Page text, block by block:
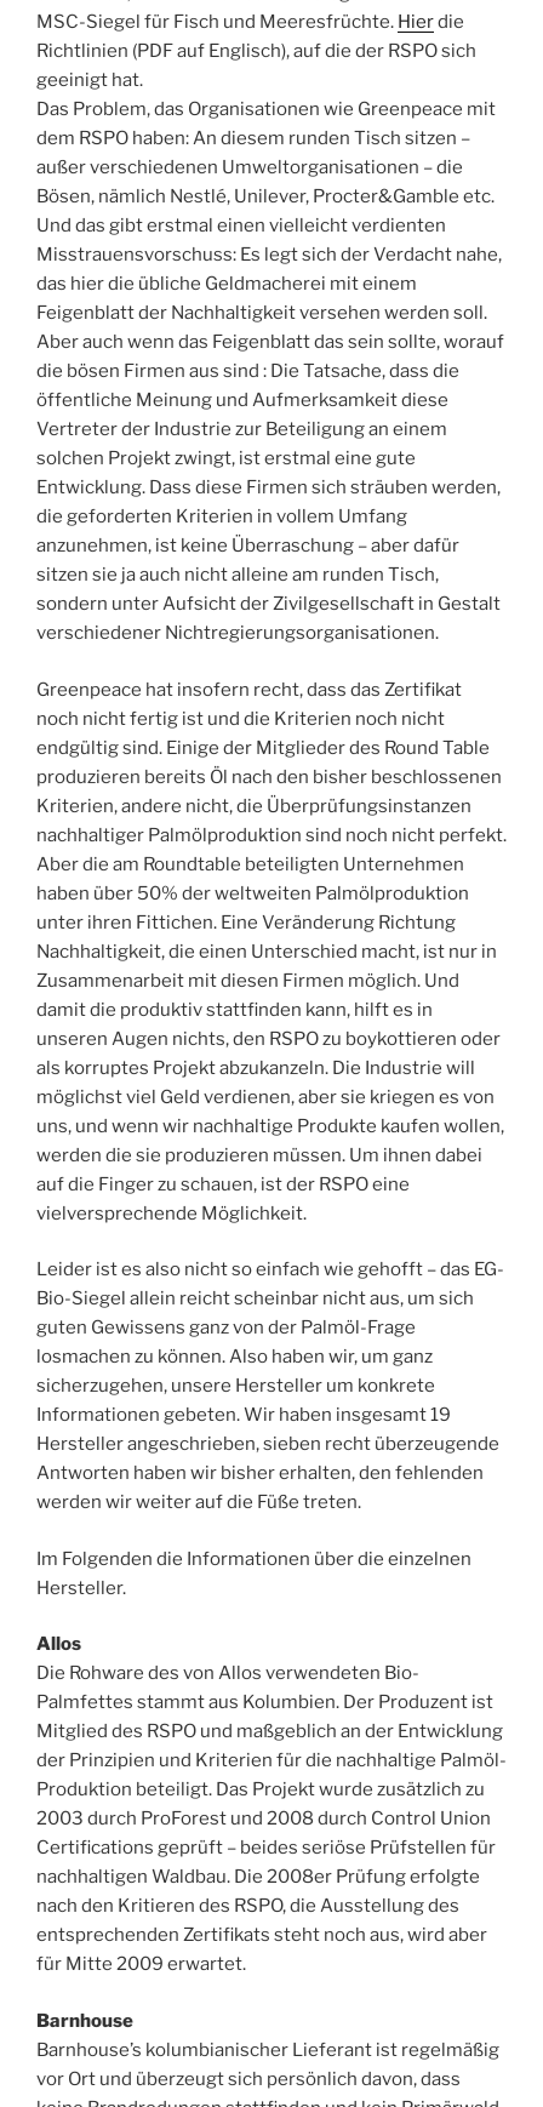
MSC-Siegel für Fisch und Meeresfrüchte. Hierdie
Richtlinien (PDF auf Englisch), auf die der RSPO sich
geeinigt hat.
Das Problem, das Organisationen wie Greenpeace mit
dem RSPO haben: An diesem runden Tisch sitzen –
außer verschiedenen Umweltorganisationen – die
Bösen, nämlich Nestlé, Unilever, Procter&Gamble etc.
Und das gibt erstmal einen vielleicht verdienten
Misstrauensvorschuss: Es legt sich der Verdacht nahe,
das hier die übliche Geldmacherei mit einem
Feigenblatt der Nachhaltigkeit versehen werden soll.
Aber auch wenn das Feigenblatt das sein sollte, worauf
die bösen Firmen aus sind : Die Tatsache, dass die
öffentliche Meinung und Aufmerksamkeit diese
Vertreter der Industrie zur Beteiligung an einem
solchen Projekt zwingt, ist erstmal eine gute
Entwicklung. Dass diese Firmen sich sträuben werden,
die geforderten Kriterien in vollem Umfang
anzunehmen, ist keine Überraschung – aber dafür
sitzen sie ja auch nicht alleine am runden Tisch,
sondern unter Aufsicht der Zivilgesellschaft in Gestalt
verschiedener Nichtregierungsorganisationen.
Greenpeace hat insofern recht, dass das Zertifikat
noch nicht fertig ist und die Kriterien noch nicht
endgültig sind. Einige der Mitglieder des Round Table
produzieren bereits Öl nach den bisher beschlossenen
Kriterien, andere nicht, die Überprüfungsinstanzen
nachhaltiger Palmölproduktion sind noch nicht perfekt.
Aber die am Roundtable beteiligten Unternehmen
haben über 50% der weltweiten Palmölproduktion
unter ihren Fittichen. Eine Veränderung Richtung
Nachhaltigkeit, die einen Unterschied macht, ist nur in
Zusammenarbeit mit diesen Firmen möglich. Und
damit die produktiv stattfinden kann, hilft es in
unseren Augen nichts, den RSPO zu boykottieren oder
als korruptes Projekt abzukanzeln. Die Industrie will
möglichst viel Geld verdienen, aber sie kriegen es von
uns, und wenn wir nachhaltige Produkte kaufen wollen,
werden die sie produzieren müssen. Um ihnen dabei
auf die Finger zu schauen, ist der RSPO eine
vielversprechende Möglichkeit.
Leider ist es also nicht so einfach wie gehofft – das EG-
Bio-Siegel allein reicht scheinbar nicht aus, um sich
guten Gewissens ganz von der Palmöl-Frage
losmachen zu können. Also haben wir, um ganz
sicherzugehen, unsere Hersteller um konkrete
Informationen gebeten. Wir haben insgesamt 19
Hersteller angeschrieben, sieben recht überzeugende
Antworten haben wir bisher erhalten, den fehlenden
werden wir weiter auf die Füße treten.
Im Folgenden die Informationen über die einzelnen
Hersteller.
Allos
Die Rohware des von Allos verwendeten Bio-
Palmfettes stammt aus Kolumbien. Der Produzent ist
Mitglied des RSPO und maßgeblich an der Entwicklung
der Prinzipien und Kriterien für die nachhaltige Palmöl-
Produktion beteiligt. Das Projekt wurde zusätzlich zu
2003 durch ProForest und 2008 durch Control Union
Certifications geprüft – beides seriöse Prüfstellen für
nachhaltigen Waldbau. Die 2008er Prüfung erfolgte
nach den Kritieren des RSPO, die Ausstellung des
entsprechenden Zertifikats steht noch aus, wird aber
für Mitte 2009 erwartet.
Barnhouse
Barnhouse’s kolumbianischer Lieferant ist regelmäßig
vor Ort und überzeugt sich persönlich davon, dass